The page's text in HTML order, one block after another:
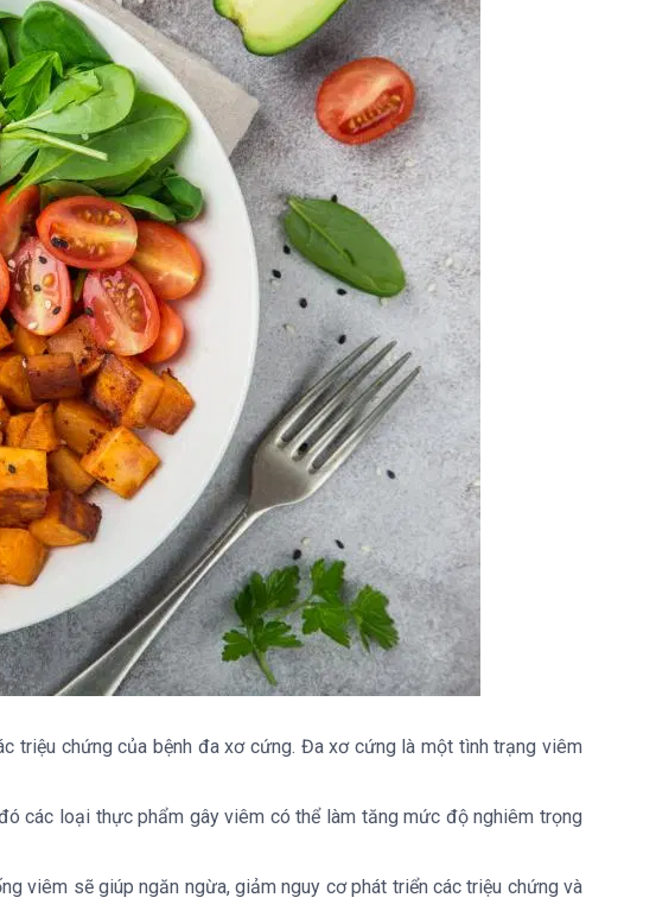
triệu chứng của bệnh đa xơ cứng. Đa xơ cứng là một tình trạng viêm
các loại thực phẩm gây viêm có thể làm tăng mức độ nghiêm trọng
viêm sẽ giúp ngăn ngừa, giảm nguy cơ phát triển các triệu chứng và